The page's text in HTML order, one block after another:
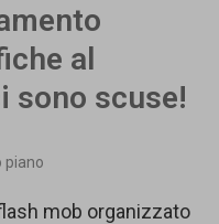
al
sono scuse!
piano
mob organizzato